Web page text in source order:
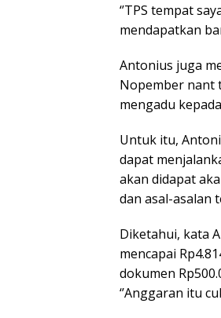
‘’TPS tempat
mendapatkan
Antonius juga
Nopember nant
mengadu
Untuk itu,
dapat
akan didapat
dan asal-asalan
Diketahui, kata
mencapai
dokumen
‘’Anggaran itu